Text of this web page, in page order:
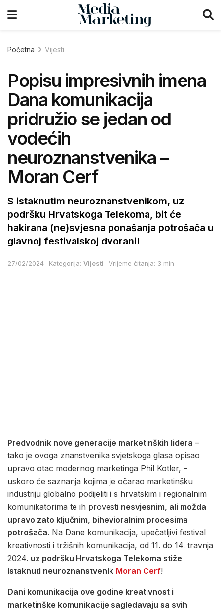
Početna Vijesti
Popisu impresivnih imena
Dana komunikacija
pridružio se jedan od
vodećih
neuroznanstvenika –
Moran Cerf
S istaknutim neuroznanstvenikom, uz
podršku Hrvatskoga Telekoma, bit će
hakirana (ne)svjesna ponašanja potrošača u
glavnoj festivalskoj dvorani!
27/02/2024 Kategorija: Vijesti Vrijeme čitanja: 3 min
Predvodnik nove generacije marketinških lidera –
tako je ovoga znanstvenika svjetskoga glasa opisao
upravo otac modernog marketinga Phil Kotler, –
uskoro će saznanja kojima je očarao marketinšku
industriju globalno podijeliti i s hrvatskim i regionalnim
komunikatorima te ih provesti nesvjesnim, ali možda
upravo zato ključnim, bihevioralnim procesima
potrošača. Na Dane komunikacija, upečatljivi festival
kreativnosti i tržišnih komunikacija, od 11. do 14. travnja
2024. uz podršku Hrvatskoga Telekoma stiže
istaknuti neuroznanstvenik Moran Cerf!
Dani komunikacija ove godine kreativnost i
marketinške komunikacije sagledavaju sa svih